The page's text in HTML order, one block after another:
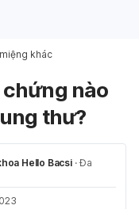
khác
chứng nào
thư?
Hello Bacsi ·Đa